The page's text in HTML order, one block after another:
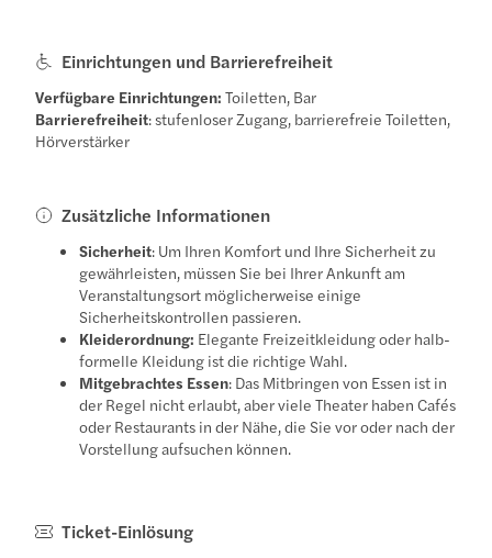
Einrichtungen und Barrierefreiheit
Verfügbare Einrichtungen: Toiletten, Bar
Barrierefreiheit: stufenloser Zugang, barrierefreie Toiletten,
Hörverstärker
Zusätzliche Informationen
Sicherheit: Um Ihren Komfort und Ihre Sicherheit zu
gewährleisten, müssen Sie bei Ihrer Ankunft am
Veranstaltungsort möglicherweise einige
Sicherheitskontrollen passieren.
Kleiderordnung: Elegante Freizeitkleidung oder halb-
formelle Kleidung ist die richtige Wahl.
Mitgebrachtes Essen: Das Mitbringen von Essen ist in
der Regel nicht erlaubt, aber viele Theater haben Cafés
oder Restaurants in der Nähe, die Sie vor oder nach der
Vorstellung aufsuchen können.
Ticket-Einlösung